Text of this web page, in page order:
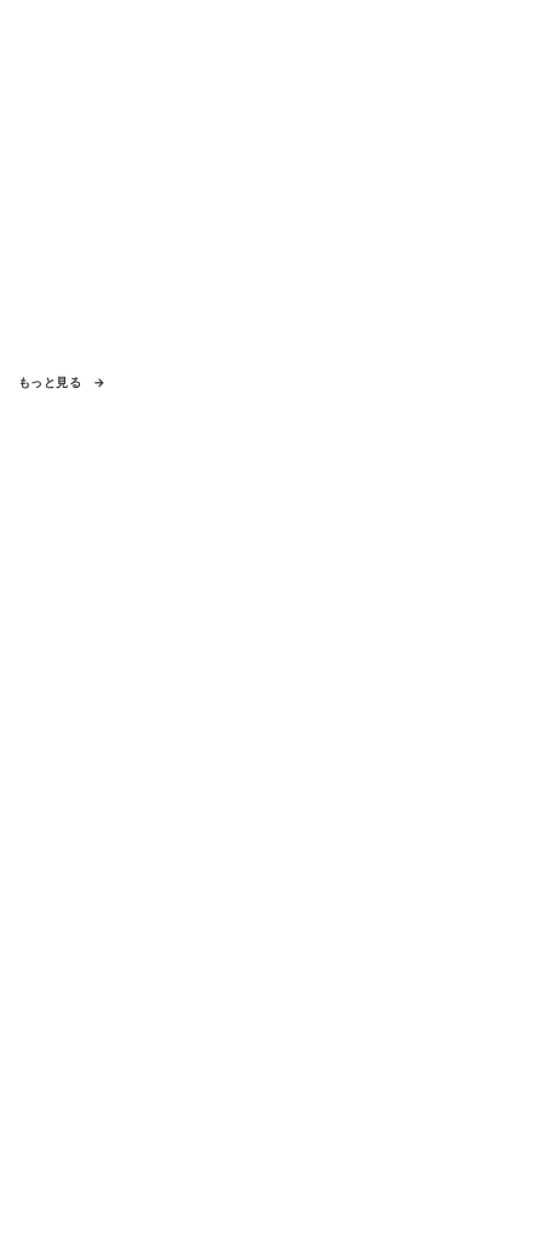
もっと見る